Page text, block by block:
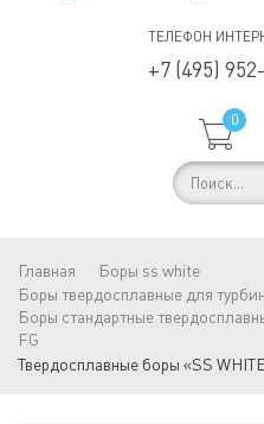
ТЕЛЕФОН
+7 (495)
0
Главная
Боры ss white
Боры твердосплавные для
Боры стандартные
FG
Твердосплавные боры «SS